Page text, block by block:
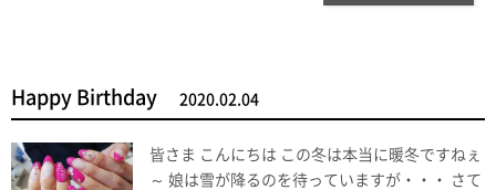
Happy Birthday 2020.02.04
皆さま こんにちは この冬は本当に暖冬ですねぇ
～ 娘は雪が降るのを待っていますが・・・ さて